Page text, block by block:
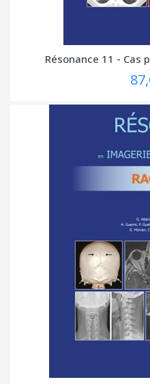
Résonance 11 - Cas